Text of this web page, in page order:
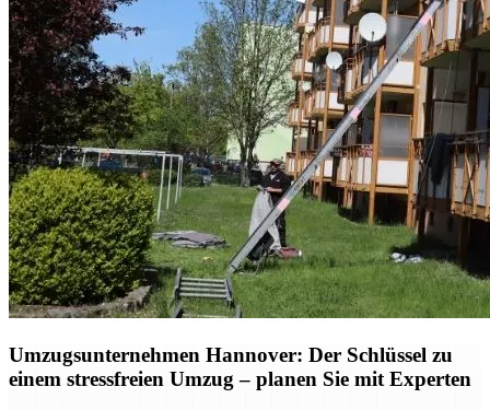
Umzugsunternehmen Hannover: Der Schlüssel zu
einem stressfreien Umzug – planen Sie mit Experten